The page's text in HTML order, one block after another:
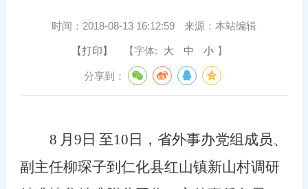
时间： 2018-08-13 16:12:59 来源： 本站编辑
【打印】 【字体: 大 中 小 】
分享到：
8 月 9 日 至10 日，省外事办党组成员、
副主任柳琛子到仁化县红山镇新山村调研